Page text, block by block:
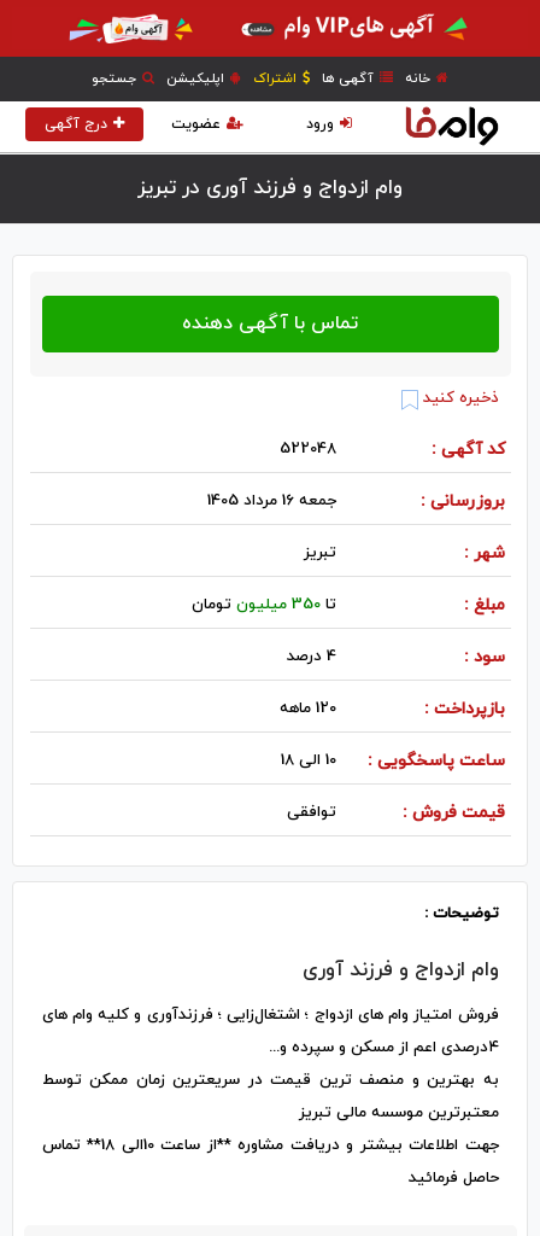
خانه آگهی ها اشتراک اپلیکیشن جستجو
درج آگهی عضویت ورود
وام ازدواج و فرزند آوری در تبريز
ذخیره کنید
کد آگهی : 522048
بروزرسانی : جمعه 16 مرداد 1405
شهر : تبريز
مبلغ : تا350 میلیون تومان
سود : 4 درصد
بازپرداخت : 120 ماهه
ساعت پاسخگویی : 10 الی 18
قیمت فروش : توافقی
توضیحات :
وام ازدواج و فرزند آوری
فروش امتیاز وام های ازدواج ؛ اشتغال‌زایی ؛ فرزندآوری و کلیه وام های
۴درصدی اعم از مسکن و سپرده و...
به بهترین و منصف ترین قیمت در سریعترین زمان ممکن توسط
معتبرترین موسسه مالی تبریز
جهت اطلاعات بیشتر و دریافت مشاوره **از ساعت 10الی 18** تماس
حاصل فرمائید